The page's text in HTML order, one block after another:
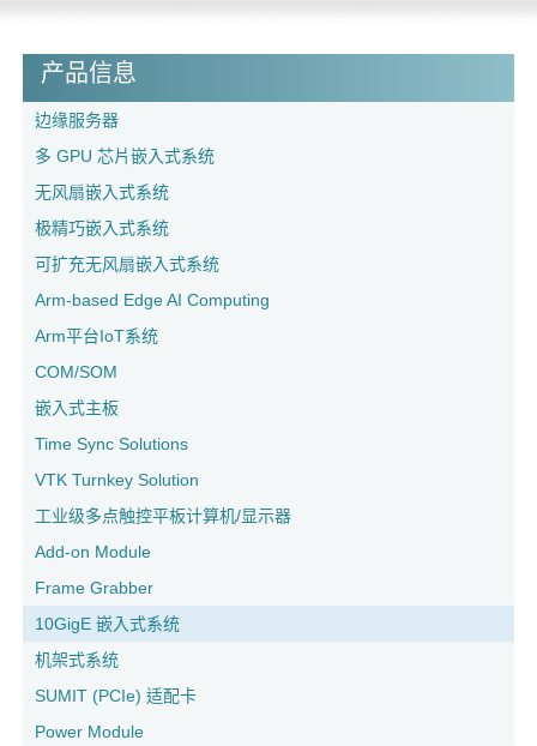
产品信息
边缘服务器
多 GPU 芯片嵌入式系统
无风扇嵌入式系统
极精巧嵌入式系统
可扩充无风扇嵌入式系统
Arm-based Edge AI Computing
Arm平台IoT系统
COM/SOM
嵌入式主板
Time Sync Solutions
VTK Turnkey Solution
工业级多点触控平板计算机/显示器
Add-on Module
Frame Grabber
10GigE 嵌入式系统
机架式系统
SUMIT (PCIe) 适配卡
Power Module